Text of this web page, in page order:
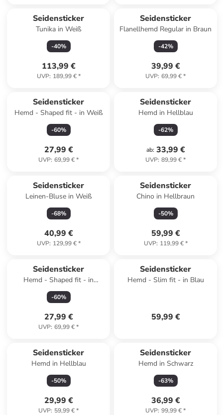
Seidensticker
Tunika in Weiß
-40%
113,99 €
UVP: 189,99 €*
Seidensticker
Flanellhemd Regular in Braun
-42%
39,99 €
UVP: 69,99 €*
Seidensticker
Hemd - Shaped fit - in Weiß
-60%
27,99 €
UVP: 69,99 €*
Seidensticker
Hemd in Hellblau
-62%
ab: 33,99 €
UVP: 89,99 €*
Seidensticker
Leinen-Bluse in Weiß
-68%
40,99 €
UVP: 129,99 €*
Seidensticker
Chino in Hellbraun
-50%
59,99 €
UVP: 119,99 €*
Seidensticker
Hemd - Shaped fit - in
Dunkelblau
-60%
27,99 €
UVP: 69,99 €*
Seidensticker
Hemd - Slim fit - in Blau
59,99 €
Seidensticker
Hemd in Hellblau
-50%
29,99 €
UVP: 59,99 €*
Seidensticker
Hemd in Schwarz
-63%
36,99 €
UVP: 99,99 €*